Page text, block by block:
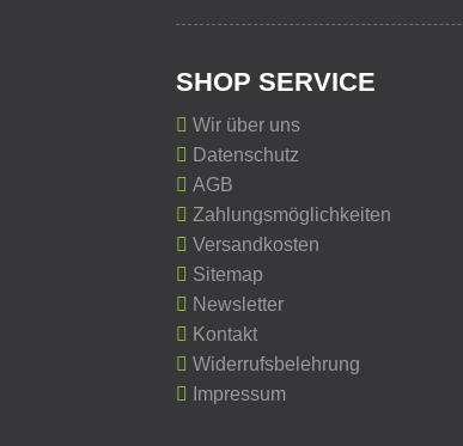
SHOP SERVICE
Wir über uns
Datenschutz
AGB
Zahlungsmöglichkeiten
Versandkosten
Sitemap
Newsletter
Kontakt
Widerrufsbelehrung
Impressum